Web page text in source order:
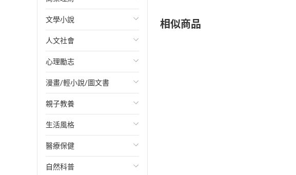
投資理財
經濟/趨勢
財務/金融
管理/領導
職場工作術
成功法
行銷/廣告
傳記
文學小說
歐美文學
日本文學
韓國文學
華文文學
經典文學
成長/家庭生活小說
懸疑/推理小說
人文社會
國際關係
政治
社會科學
台灣/中國歷史
日/韓歷史
其他歷史/史學
心理勵志
心靈成長/情緒
人際關係
兩性關係
心理學
漫畫/輕小說/圖文書
輕小說
奇幻/科幻
愛情故事
職場/社會寫實
親子教養
教育現場
兒童文學/故事
兒童科普/學習
生活風格
飲食/食譜
健身/美顏
醫療保健
健康/養生
自然科普
相似商品